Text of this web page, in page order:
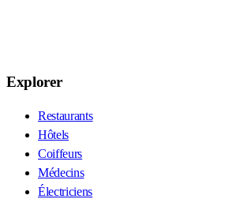
Explorer
Restaurants
Hôtels
Coiffeurs
Médecins
Électriciens